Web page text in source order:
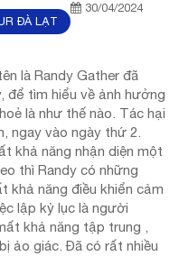
30/04/2024
ĐÀ LẠT
là Randy Gather đã
để tìm hiểu về ảnh hưởng
là như thế nào. Tác hại
ngay vào ngày thứ 2.
khả năng nhận diện một
thì Randy có những
khả năng điều khiển cảm
lập kỷ lục là người
khả năng tập trung ,
ảo giác. Đã có rất nhiều